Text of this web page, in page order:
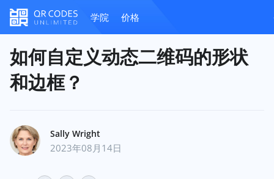
学院 价格
如何自定义动态二维码的形状
和边框？
Sally Wright
2023年08月14日